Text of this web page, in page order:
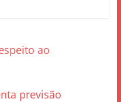
ao
previsão